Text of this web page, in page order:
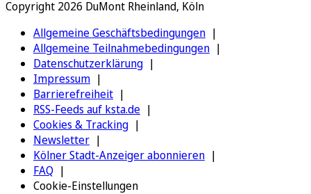
Copyright 2026 DuMont Rheinland, Köln
Allgemeine Geschäftsbedingungen
Allgemeine Teilnahmebedingungen
Datenschutzerklärung
Impressum
Barrierefreiheit
RSS-Feeds auf ksta.de
Cookies & Tracking
Newsletter
Kölner Stadt-Anzeiger abonnieren
FAQ
Cookie-Einstellungen